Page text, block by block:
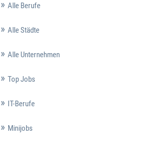
Alle Berufe
Alle Städte
Alle Unternehmen
Top Jobs
IT-Berufe
Minijobs